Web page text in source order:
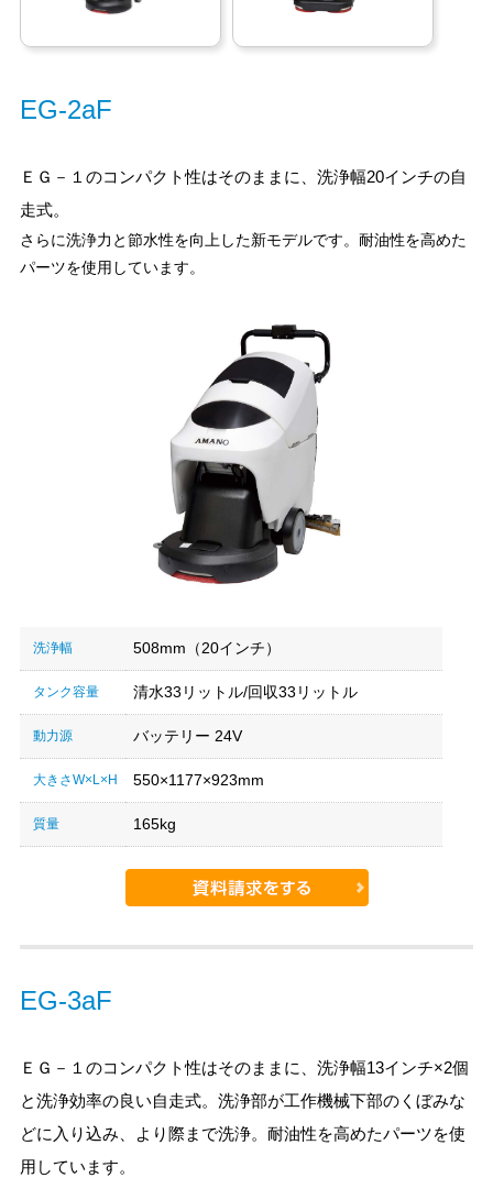
EG-2aF
ＥＧ－１のコンパクト性はそのままに、洗浄幅20インチの自
走式。
さらに洗浄力と節水性を向上した新モデルです。耐油性を高めた
パーツを使用しています。
洗浄幅 508mm（20インチ）
タンク容量 清水33リットル/回収33リットル
動力源 バッテリー 24V
大きさW×L×H 550×1177×923mm
質量 165kg
EG-3aF
ＥＧ－１のコンパクト性はそのままに、洗浄幅13インチ×2個
と洗浄効率の良い自走式。洗浄部が工作機械下部のくぼみな
どに入り込み、より際まで洗浄。耐油性を高めたパーツを使
用しています。